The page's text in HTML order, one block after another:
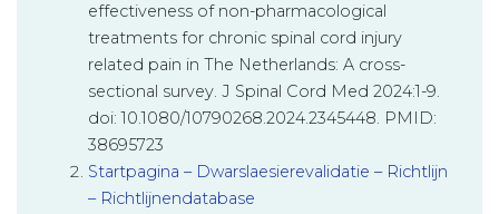
effectiveness of non-pharmacological
treatments for chronic spinal cord injury
related pain in The Netherlands: A cross-
sectional survey. J Spinal Cord Med 2024:1-9.
doi: 10.1080/10790268.2024.2345448. PMID:
38695723
Startpagina – Dwarslaesierevalidatie – Richtlijn
– Richtlijnendatabase